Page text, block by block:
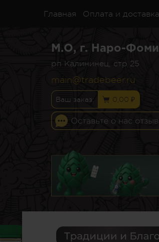
Главная Оплата и доставка
М.О, г. Наро-
рп Калининец, стр 25
main@tradebeer.ru
Ваш заказ: 0,00 ₽